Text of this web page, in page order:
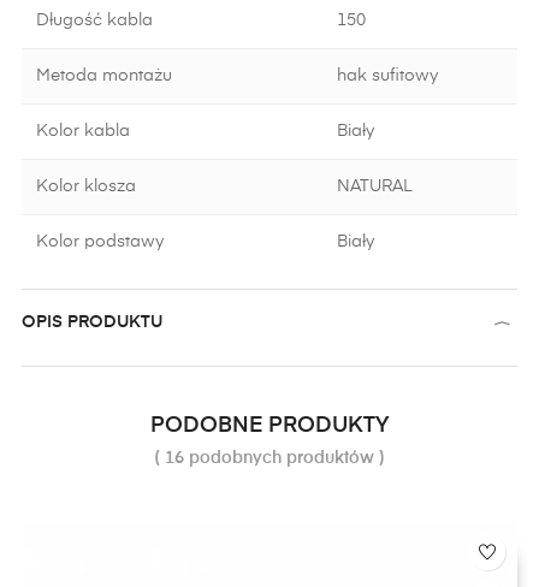
Długość kabla 150
Metoda montażu hak sufitowy
Kolor kabla Biały
Kolor klosza NATURAL
Kolor podstawy Biały
OPIS PRODUKTU
PODOBNE PRODUKTY
( 16 podobnych produktów )